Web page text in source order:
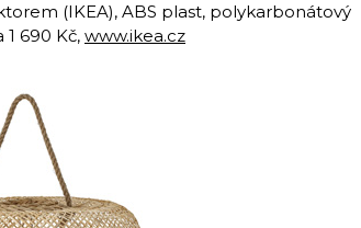
(IKEA), ABS plast, polykarbonátový
690 Kč, www.ikea.cz